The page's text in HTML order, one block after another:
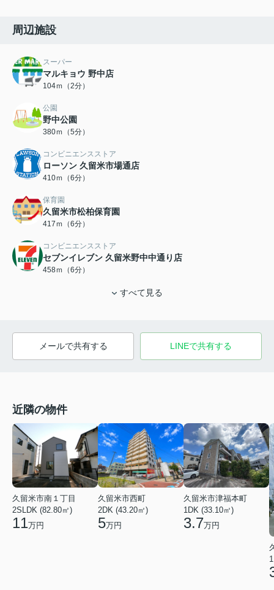
周辺施設
スーパー
マルキョウ 野中店
104ｍ（2分）
公園
野中公園
380ｍ（5分）
コンビニエンスストア
ローソン 久留米市場通店
410ｍ（6分）
保育園
久留米市松柏保育園
417ｍ（6分）
コンビニエンスストア
セブンイレブン 久留米野中中通り店
458ｍ（6分）
すべて見る
メールで共有する LINEで共有する
近隣の物件
久留米市南１丁目
2SLDK (82.80㎡)
11万円
久留米市西町
2DK (43.20㎡)
5万円
久留米市津福本町
1DK (33.10㎡)
3.7万円